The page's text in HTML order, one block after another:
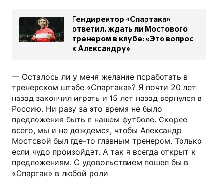
Гендиректор «Спартака»
ответил, ждать ли Мостового
тренером в клубе: «Это вопрос
к Александру»
— Осталось ли у меня желание поработать в
тренерском штабе «Спартака»? Я почти 20 лет
назад закончил играть и 15 лет назад вернулся в
Россию. Ни разу за это время не было
предложения быть в нашем футболе. Скорее
всего, мы и не дождемся, чтобы Александр
Мостовой был где-то главным тренером. Только
если чудо произойдет. А так я всегда открыт к
предложениям. С удовольствием пошел бы в
«Спартак» в любой роли.